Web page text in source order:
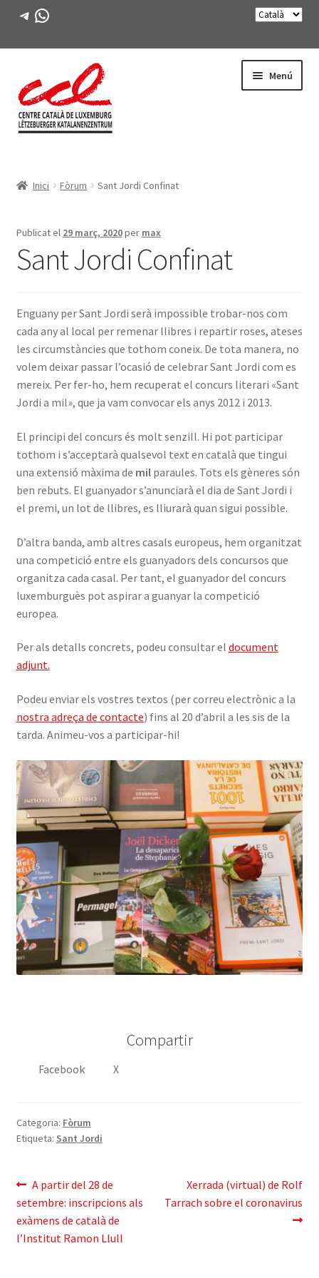
Telegram
WhatsApp
navegació
al
contingut
Menú
ACTIVITATS
CURSOS
FES-TE SOCI
INICIA SESSIÓ
Inici Fòrum Sant Jordi Confinat
Publicat el 29 març, 2020per max
Sant Jordi Confinat
Enguany per Sant Jordi serà impossible trobar-nos com
cada any al local per remenar llibres i repartir roses, ateses
les circumstàncies que tothom coneix. De tota manera, no
volem deixar passar l’ocasió de celebrar Sant Jordi com es
mereix. Per fer-ho, hem recuperat el concurs literari «Sant
Jordi a mil», que ja vam convocar els anys 2012 i 2013.
El principi del concurs és molt senzill. Hi pot participar
tothom i s’acceptarà qualsevol text en català que tingui
una extensió màxima de milparaules. Tots els gèneres són
ben rebuts. El guanyador s’anunciarà el dia de Sant Jordi i
el premi, un lot de llibres, es lliurarà quan sigui possible.
D’altra banda, amb altres casals europeus, hem organitzat
una competició entre els guanyadors dels concursos que
organitza cada casal. Per tant, el guanyador del concurs
luxemburguès pot aspirar a guanyar la competició
europea.
Per als detalls concrets, podeu consultar el document
adjunt.
Podeu enviar els vostres textos (per correu electrònic a la
nostra adreça de contacte) fins al 20 d’abril a les sis de la
tarda. Animeu-vos a participar-hi!
Compartir
Facebook X
Categoria: Fòrum
Etiqueta: Sant Jordi
Navegació
d'entrades
Entrada
anterior:
A partir del 28 de
setembre: inscripcions als
exàmens de català de
l’Institut Ramon Llull
Pròxima
entrada:
Xerrada (virtual) de Rolf
Tarrach sobre el coronavirus